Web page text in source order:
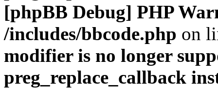
[phpBB Debug] PHP
/includes/bbcode.php on
modifier is no longer
preg_replace_callback